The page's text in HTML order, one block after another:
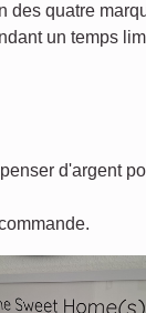
des quatre
un temps
d'argent